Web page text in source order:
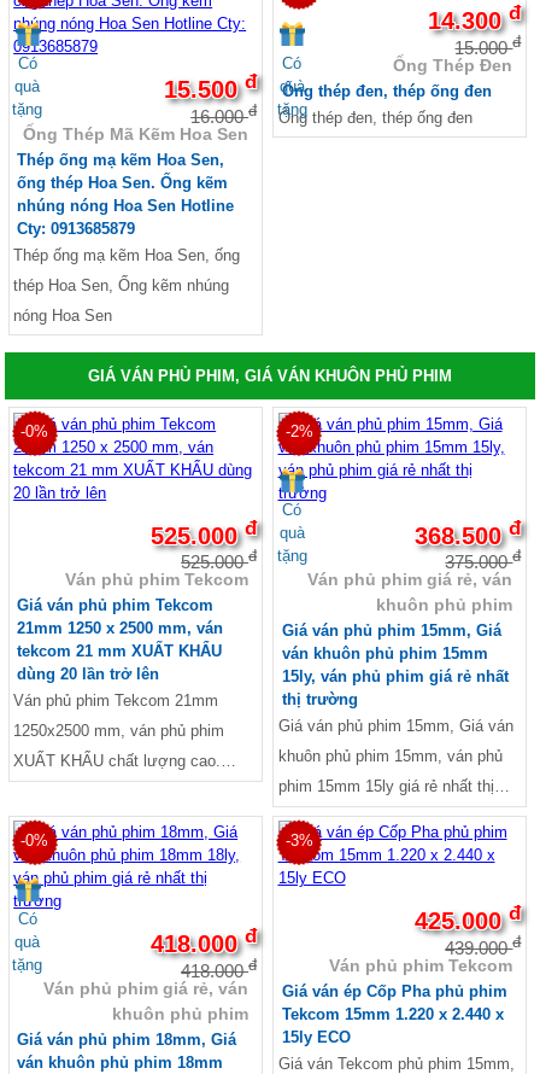
Có
quà
tặng
15.500đ
16.000đ
Ống Thép Mã Kẽm Hoa Sen
Thép ống mạ kẽm Hoa Sen,
ống thép Hoa Sen. Ống kẽm
nhúng nóng Hoa Sen Hotline
Cty: 0913685879
Thép ống mạ kẽm Hoa Sen, ống
thép Hoa Sen, Ống kẽm nhúng
nóng Hoa Sen
Có
quà
tặng
14.300đ
15.000đ
Ống Thép Đen
Ống thép đen, thép ống đen
Ống thép đen, thép ống đen
GIÁ VÁN PHỦ PHIM, GIÁ VÁN KHUÔN PHỦ PHIM
-0%
525.000đ
525.000đ
Ván phủ phim Tekcom
Giá ván phủ phim Tekcom
21mm 1250 x 2500 mm, ván
tekcom 21 mm XUẤT KHẨU
dùng 20 lần trở lên
Ván phủ phim Tekcom 21mm
1250x2500 mm, ván phủ phim
XUẤT KHẨU chất lượng cao.
-2%
Có
quà
tặng
368.500đ
375.000đ
Ván phủ phim giá rẻ, ván
khuôn phủ phim
Giá ván phủ phim 15mm, Giá
ván khuôn phủ phim 15mm
15ly, ván phủ phim giá rẻ nhất
thị trường
Giá ván phủ phim 15mm, Giá ván
khuôn phủ phim 15mm, ván phủ
phim 15mm 15ly giá rẻ nhất thị
trường. Kích thước Dài 1220mm
x Rộng 2440mm. Ruột gỗ AA:
Keo, cao su, bạch đàn... Lực ép:
nước WBP, Melamin và Phenol.
Xử lý 4 cạnh : Sơn keo chống
thấm nước. Loại phim : Dynea
màu đen nhập khẩu Hàn Quốc,
Singapore và Malaysia.
-0%
Có
quà
tặng
418.000đ
418.000đ
Ván phủ phim giá rẻ, ván
khuôn phủ phim
Giá ván phủ phim 18mm, Giá
ván khuôn phủ phim 18mm
-3%
425.000đ
439.000đ
Ván phủ phim Tekcom
Giá ván ép Cốp Pha phủ phim
Tekcom 15mm 1.220 x 2.440 x
15ly ECO
Giá ván Tekcom phủ phim 15mm,